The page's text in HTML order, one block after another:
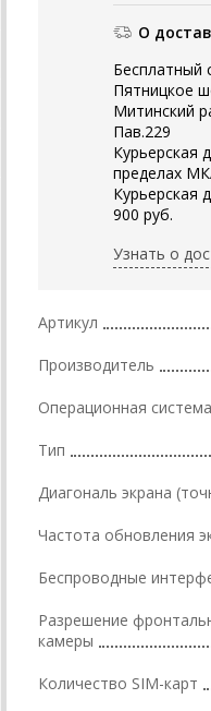
О
Бесплатный
Пятницкое
Митинский
Пав.229
Курьерская
пределах
Курьерская
900 руб.
Узнать о
Артикул
Производитель
Операционная система
Тип
Диагональ экрана
Частота обновления
Беспроводные
Разрешение
камеры
Количество SIM-карт